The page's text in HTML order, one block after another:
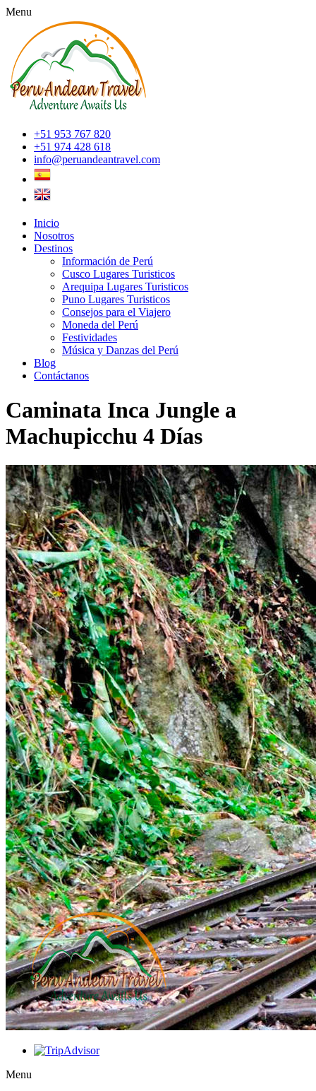
Menu
+51 953 767 820
+51 974 428 618
info@peruandeantravel.com
Inicio
Nosotros
Destinos
Información de Perú
Cusco Lugares Turisticos
Arequipa Lugares Turisticos
Puno Lugares Turisticos
Consejos para el Viajero
Moneda del Perú
Festividades
Música y Danzas del Perú
Blog
Contáctanos
Caminata Inca Jungle a
Machupicchu 4 Días
Menu